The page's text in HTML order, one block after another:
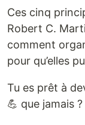
Ces cinq
Robert C.
comment
pour qu’elles
Tu es prêt à
💪 que jamais